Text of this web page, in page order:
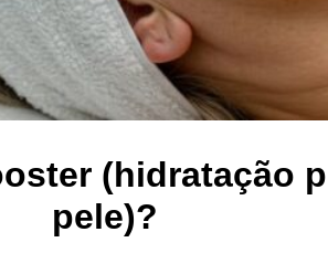
(hidratação
pele)?